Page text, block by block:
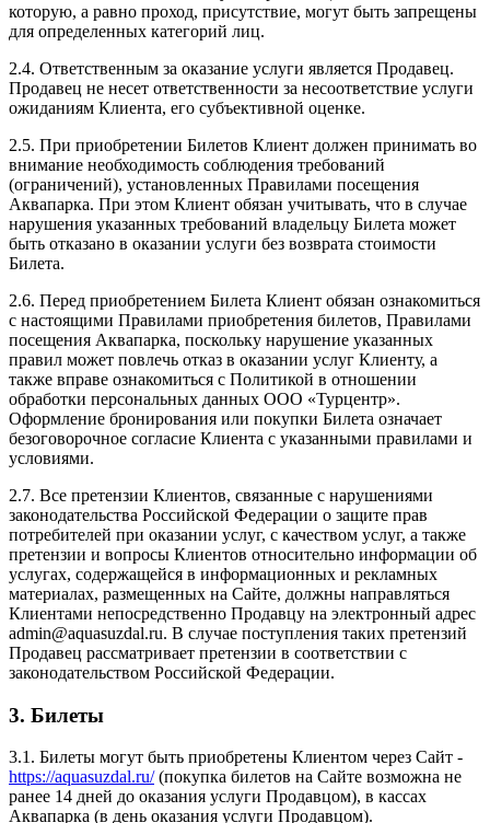
которую, а равно проход, присутствие, могут быть запрещены
для определенных категорий лиц.
2.4. Ответственным за оказание услуги является Продавец.
Продавец не несет ответственности за несоответствие услуги
ожиданиям Клиента, его субъективной оценке.
2.5. При приобретении Билетов Клиент должен принимать во
внимание необходимость соблюдения требований
(ограничений), установленных Правилами посещения
Аквапарка. При этом Клиент обязан учитывать, что в случае
нарушения указанных требований владельцу Билета может
быть отказано в оказании услуги без возврата стоимости
Билета.
2.6. Перед приобретением Билета Клиент обязан ознакомиться
с настоящими Правилами приобретения билетов, Правилами
посещения Аквапарка, поскольку нарушение указанных
правил может повлечь отказ в оказании услуг Клиенту, а
также вправе ознакомиться с Политикой в отношении
обработки персональных данных ООО «Турцентр».
Оформление бронирования или покупки Билета означает
безоговорочное согласие Клиента с указанными правилами и
условиями.
2.7. Все претензии Клиентов, связанные с нарушениями
законодательства Российской Федерации о защите прав
потребителей при оказании услуг, с качеством услуг, а также
претензии и вопросы Клиентов относительно информации об
услугах, содержащейся в информационных и рекламных
материалах, размещенных на Сайте, должны направляться
Клиентами непосредственно Продавцу на электронный адрес
admin@aquasuzdal.ru. В случае поступления таких претензий
Продавец рассматривает претензии в соответствии с
законодательством Российской Федерации.
3. Билеты
3.1. Билеты могут быть приобретены Клиентом через Сайт -
https://aquasuzdal.ru/(покупка билетов на Сайте возможна не
ранее 14 дней до оказания услуги Продавцом), в кассах
Аквапарка (в день оказания услуги Продавцом).